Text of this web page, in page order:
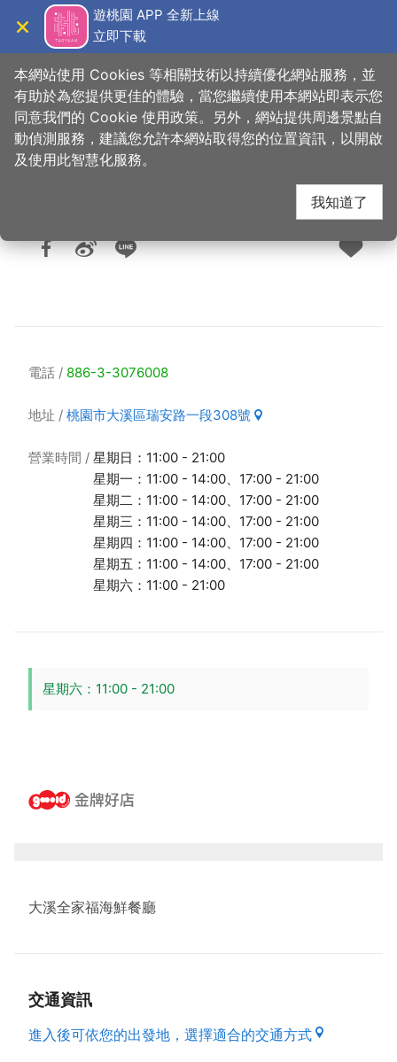
主
遊桃園 APP 全新上線
立即下載
首頁 > 想去的地方 > 美食、購物 > 美食快搜
大溪全家福海鮮餐廳
人氣：1.3萬
電話 886-3-3076008
地址 桃園市大溪區瑞安路一段308號
營業時間
星期日：11:00 - 21:00
星期一：11:00 - 14:00、17:00 - 21:00
星期二：11:00 - 14:00、17:00 - 21:00
星期三：11:00 - 14:00、17:00 - 21:00
星期四：11:00 - 14:00、17:00 - 21:00
星期五：11:00 - 14:00、17:00 - 21:00
星期六：11:00 - 21:00
星期六：11:00 - 21:00
大溪全家福海鮮餐廳
交通資訊
進入後可依您的出發地，選擇適合的交通方式
本網站使用 Cookies 等相關技術以持續優化網站服務，並
有助於為您提供更佳的體驗，當您繼續使用本網站即表示您
同意我們的 Cookie 使用政策。另外，網站提供周邊景點自
動偵測服務，建議您允許本網站取得您的位置資訊，以開啟
及使用此智慧化服務。
我知道了